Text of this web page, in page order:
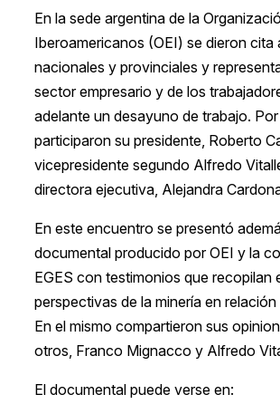
En la sede argentina de la
Iberoamericanos (OEI) se dieron cita
nacionales y provinciales y
sector empresario y de los
adelante un desayuno de trabajo.
participaron su presidente, Roberto
vicepresidente segundo Alfredo
directora ejecutiva, Alejandra
En este encuentro se presentó
documental producido por OEI y la
EGES con testimonios que recopilan
perspectivas de la minería en
En el mismo compartieron sus
otros, Franco Mignacco y Alfredo
El documental puede verse en: